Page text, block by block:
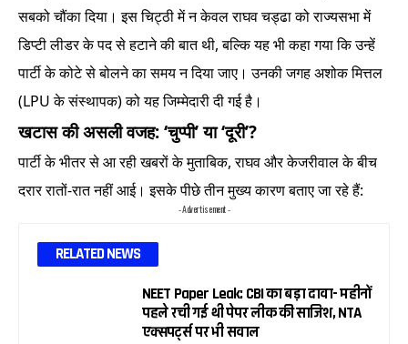
सबको चौंका दिया। इस चिट्ठी में न केवल राघव चड्ढा को राज्यसभा में
डिप्टी लीडर के पद से हटाने की बात थी, बल्कि यह भी कहा गया कि उन्हें
पार्टी के कोटे से बोलने का समय न दिया जाए। उनकी जगह अशोक मित्तल
(LPU के संस्थापक) को यह जिम्मेदारी दी गई है।
खटास की असली वजह: ‘चुप्पी’ या ‘दूरी’?
पार्टी के भीतर से आ रही खबरों के मुताबिक, राघव और केजरीवाल के बीच
दरार रातों-रात नहीं आई। इसके पीछे तीन मुख्य कारण बताए जा रहे हैं:
- Advertisement -
RELATED NEWS
NEET Paper Leak: CBI का बड़ा दावा- महीनों
पहले रची गई थी पेपर लीक की साजिश, NTA
एक्सपर्ट्स पर भी सवाल